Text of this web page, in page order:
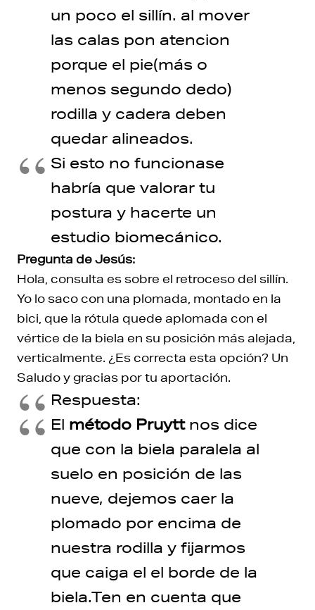
un poco el sillín. al mover
las calas pon atencion
porque el pie(más o
menos segundo dedo)
rodilla y cadera deben
quedar alineados.
Si esto no funcionase
habría que valorar tu
postura y hacerte un
estudio biomecánico.
Pregunta de Jesús:
Hola, consulta es sobre el retroceso del sillín.
Yo lo saco con una plomada, montado en la
bici, que la rótula quede aplomada con el
vértice de la biela en su posición más alejada,
verticalmente. ¿Es correcta esta opción? Un
Saludo y gracias por tu aportación.
Respuesta:
El método Pruyttnos dice
que con la biela paralela al
suelo en posición de las
nueve, dejemos caer la
plomado por encima de
nuestra rodilla y fijarmos
que caiga el el borde de la
biela.Ten en cuenta que